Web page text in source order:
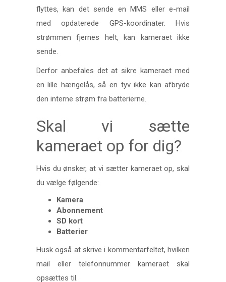
flyttes, kan det sende en MMS eller e-mail
med opdaterede GPS-koordinater. Hvis
strømmen fjernes helt, kan kameraet ikke
sende.
Derfor anbefales det at sikre kameraet med
en lille hængelås, så en tyv ikke kan afbryde
den interne strøm fra batterierne.
Skal vi sætte
kameraet op for dig?
Hvis du ønsker, at vi sætter kameraet op, skal
du vælge følgende:
Kamera
Abonnement
SD kort
Batterier
Husk også at skrive i kommentarfeltet, hvilken
mail eller telefonnummer kameraet skal
opsættes til.